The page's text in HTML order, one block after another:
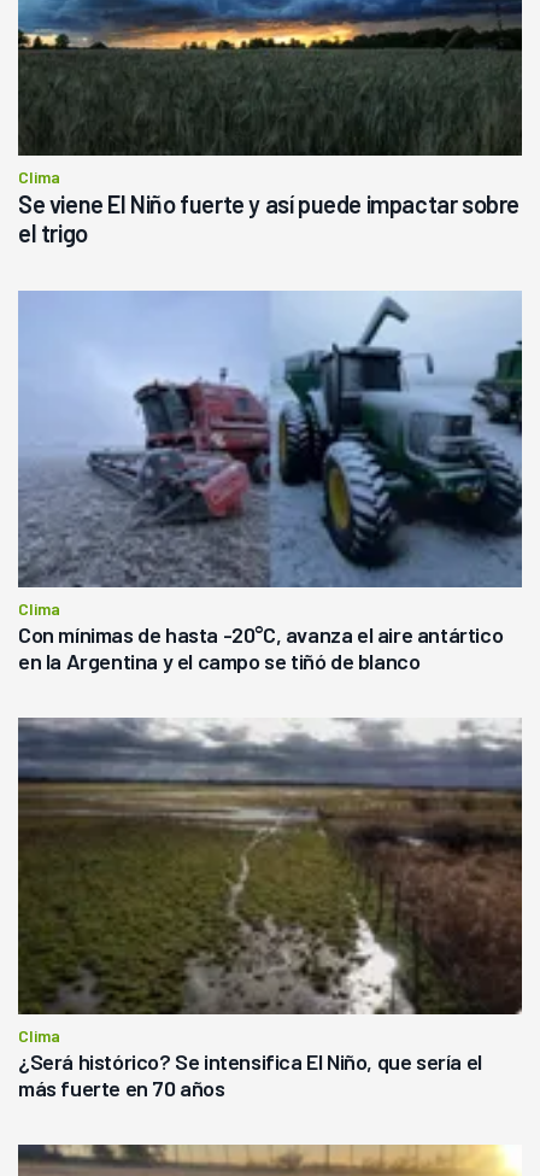
Clima
Se viene El Niño fuerte y así puede impactar sobre
el trigo
Clima
Con mínimas de hasta -20°C, avanza el aire antártico
en la Argentina y el campo se tiñó de blanco
Clima
¿Será histórico? Se intensifica El Niño, que sería el
más fuerte en 70 años